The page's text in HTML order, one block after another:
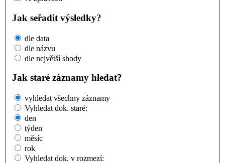
Jak seřadit výsledky?
dle data
dle názvu
dle největší shody
Jak staré záznamy hledat?
vyhledat všechny záznamy
Vyhledat dok. staré:
den
týden
měsíc
rok
Vyhledat dok. v rozmezí: